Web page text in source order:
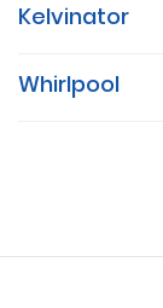
Kelvinator
Whirlpool